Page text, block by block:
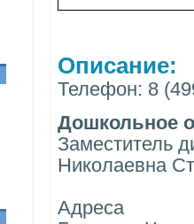
Описание:
Телефон: 8
Дошкольное
Заместитель
Николаевна
Адреса